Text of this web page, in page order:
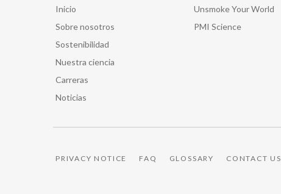
Inicio
Sobre nosotros
Sostenibilidad
Nuestra ciencia
Carreras
Noticias
Unsmoke Your World
PMI Science
PRIVACY NOTICE FAQ GLOSSARY CONTACT US